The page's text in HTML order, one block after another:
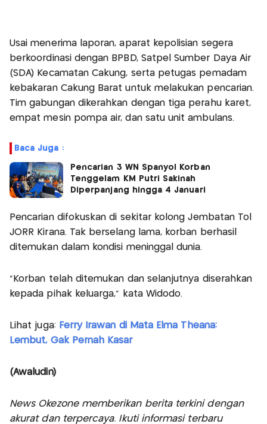
Usai menerima laporan, aparat kepolisian segera
berkoordinasi dengan BPBD, Satpel Sumber Daya Air
(SDA) Kecamatan Cakung, serta petugas pemadam
kebakaran Cakung Barat untuk melakukan pencarian.
Tim gabungan dikerahkan dengan tiga perahu karet,
empat mesin pompa air, dan satu unit ambulans.
Baca Juga :
Pencarian 3 WN Spanyol Korban
Tenggelam KM Putri Sakinah
Diperpanjang hingga 4 Januari
Pencarian difokuskan di sekitar kolong Jembatan Tol
JORR Kirana. Tak berselang lama, korban berhasil
ditemukan dalam kondisi meninggal dunia.
“Korban telah ditemukan dan selanjutnya diserahkan
kepada pihak keluarga,” kata Widodo.
Lihat juga: Ferry Irawan di Mata Elma Theana:
Lembut, Gak Pernah Kasar
(Awaludin)
News Okezone memberikan berita terkini dengan
akurat dan terpercaya. Ikuti informasi terbaru